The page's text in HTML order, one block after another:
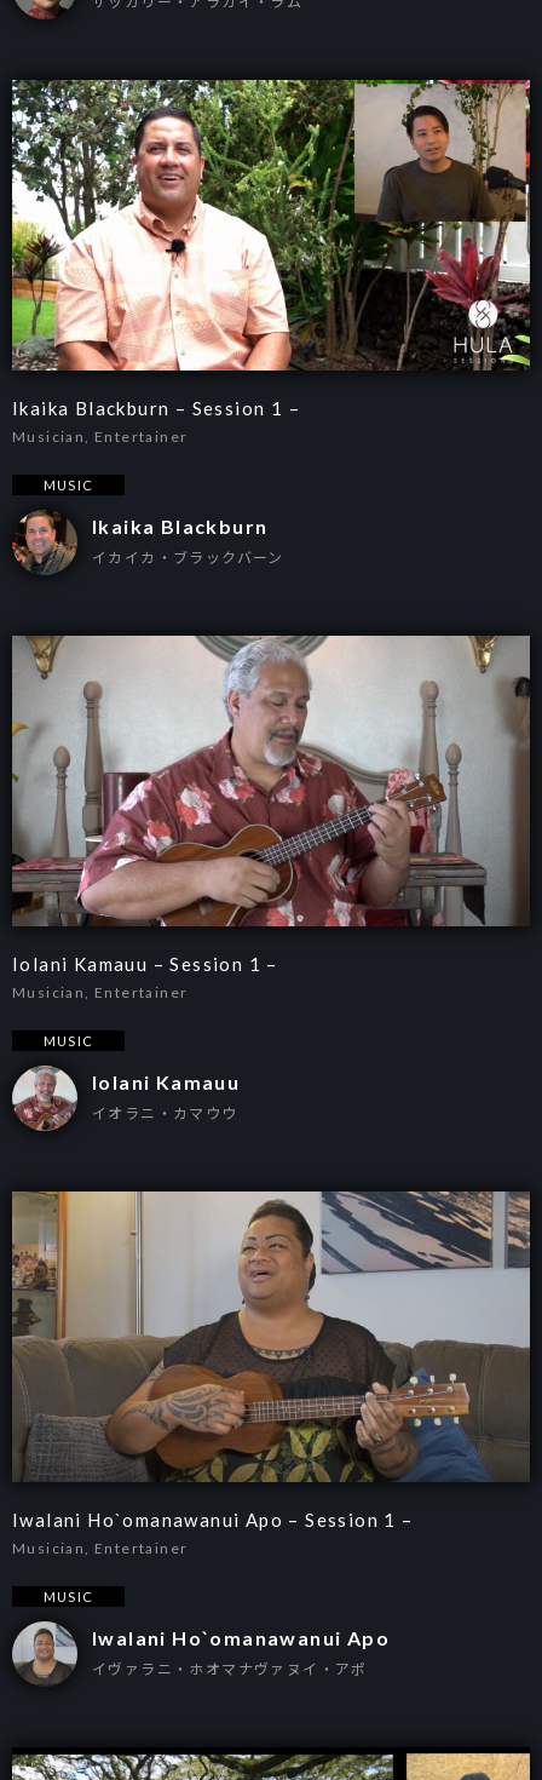
Ikaika Blackburn – Session 1 –
Musician, Entertainer
MUSIC
Ikaika Blackburn
イカイカ・ブラックバーン
Iolani Kamauu – Session 1 –
Musician, Entertainer
MUSIC
Iolani Kamauu
イオラニ・カマウウ
Iwalani Ho`omanawanui Apo – Session 1 –
Musician, Entertainer
MUSIC
Iwalani Ho`omanawanui Apo
イヴァラニ・ホオマナヴァヌイ・アポ